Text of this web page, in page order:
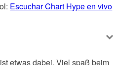
Escuchar Chart Hype en vivo
etwas dabei. Viel spaß beim